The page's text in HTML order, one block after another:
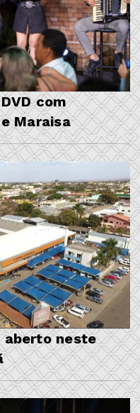
com
Maraisa
aberto neste